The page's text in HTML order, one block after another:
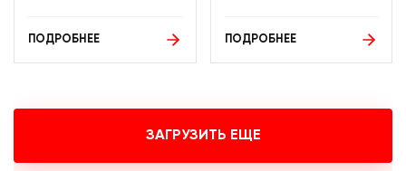
ПОДРОБНЕЕ ПОДРОБНЕЕ
ЗАГРУЗИТЬ ЕЩЕ